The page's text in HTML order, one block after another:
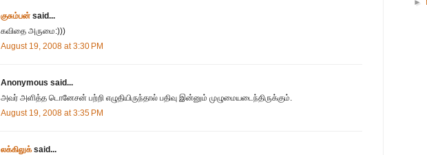
குசும்பன் said...
கவிதை அருமை:)))
August 19, 2008 at 3:30 PM
Anonymous said...
அவர் அளித்த டொனேசன் பற்றி எழுதியிருந்தால் பதிவு இன்னும் முழுமையடைந்திருக்கும்.
August 19, 2008 at 3:35 PM
லக்கிலுக்said...
►